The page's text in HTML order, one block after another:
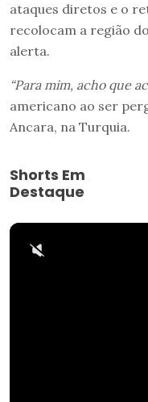
ataques diretos e o
recolocam a região
alerta.
“Para mim, acho que
americano ao ser
Ancara, na Turquia.
Shorts Em
Destaque